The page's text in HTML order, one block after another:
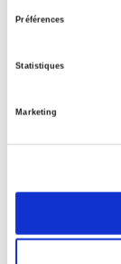
Préférences
Statistiques
Marketing
Presses de
00352969
French
>Society